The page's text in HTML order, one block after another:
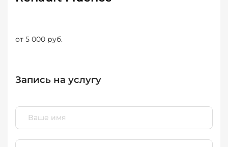
от 5 000 руб.
Запись на услугу